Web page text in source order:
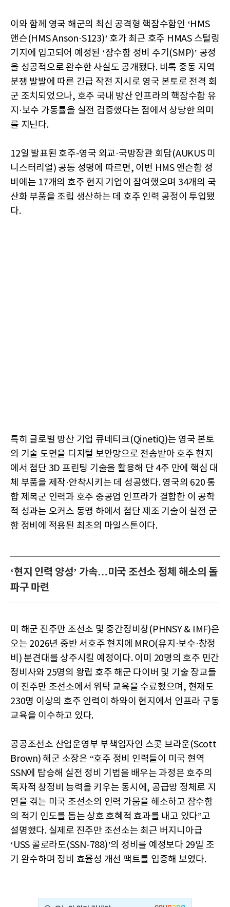
이와 함께 영국 해군의 최신 공격형 핵잠수함인 ‘HMS
앤슨(HMS Anson·S123)’ 호가 최근 호주 HMAS 스털링
기지에 입고되어 예정된 ‘잠수함 정비 주기(SMP)’ 공정
을 성공적으로 완수한 사실도 공개됐다. 비록 중동 지역
분쟁 발발에 따른 긴급 작전 지시로 영국 본토로 전격 회
군 조치되었으나, 호주 국내 방산 인프라의 핵잠수함 유
지·보수 가동률을 실전 검증했다는 점에서 상당한 의미
를 지닌다.
12일 발표된 호주-영국 외교·국방장관 회담(AUKUS 미
니스터리얼) 공동 성명에 따르면, 이번 HMS 앤슨함 정
비에는 17개의 호주 현지 기업이 참여했으며 34개의 국
산화 부품을 조립 생산하는 데 호주 인력 공정이 투입됐
다.
특히 글로벌 방산 기업 큐네티크(QinetiQ)는 영국 본토
의 기술 도면을 디지털 보안망으로 전송받아 호주 현지
에서 첨단 3D 프린팅 기술을 활용해 단 4주 만에 핵심 대
체 부품을 제작·안착시키는 데 성공했다. 영국의 620 통
합 제복군 인력과 호주 중공업 인프라가 결합한 이 공학
적 성과는 오커스 동맹 하에서 첨단 제조 기술이 실전 군
함 정비에 적용된 최초의 마일스톤이다.
‘현지 인력 양성’ 가속…미국 조선소 정체 해소의 돌
파구 마련
미 해군 진주만 조선소 및 중간정비창(PHNSY & IMF)은
오는 2026년 중반 서호주 현지에 MRO(유지·보수·창정
비) 분견대를 상주시킬 예정이다. 이미 20명의 호주 민간
정비사와 25명의 왕립 호주 해군 다이버 및 기술 장교들
이 진주만 조선소에서 위탁 교육을 수료했으며, 현재도
230명 이상의 호주 인력이 하와이 현지에서 인프라 구동
교육을 이수하고 있다.
공공조선소 산업운영부 부책임자인 스콧 브라운(Scott
Brown) 해군 소장은 “호주 정비 인력들이 미국 현역
SSN에 탑승해 실전 정비 기법을 배우는 과정은 호주의
독자적 창정비 능력을 키우는 동시에, 공급망 정체로 지
연을 겪는 미국 조선소의 인력 가뭄을 해소하고 잠수함
의 적기 인도를 돕는 상호 호혜적 효과를 내고 있다”고
설명했다. 실제로 진주만 조선소는 최근 버지니아급
‘USS 콜로라도(SSN-788)’의 정비를 예정보다 29일 조
기 완수하며 정비 효율성 개선 팩트를 입증해 보였다.